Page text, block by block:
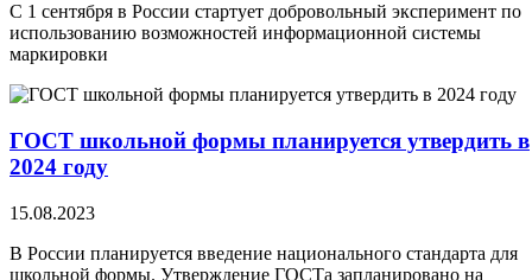
С 1 сентября в России стартует добровольный эксперимент по
использованию возможностей информационной системы
маркировки
ГОСТ школьной формы планируется утвердить в
2024 году
15.08.2023
В России планируется введение национального стандарта для
школьной формы. Утверждение ГОСТа запланировано на